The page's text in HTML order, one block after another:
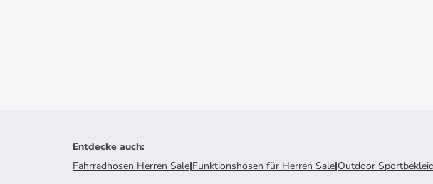
Entdecke auch:
Fahrradhosen Herren Sale|Funktionshosen für Herren Sale|Outdoor